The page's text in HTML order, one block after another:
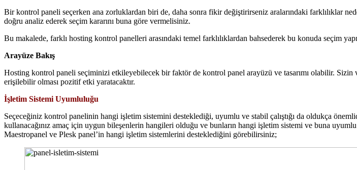
Bir kontrol paneli seçerken ana zorluklardan biri de, daha sonra fikir değiştirirseniz aralarındaki farklılıklar
doğru analiz ederek seçim kararını buna göre vermelisiniz.
Bu makalede, farklı hosting kontrol panelleri arasındaki temel farklılıklardan bahsederek bu konuda seçim
Arayüze Bakış
Hosting kontrol paneli seçiminizi etkileyebilecek bir faktör de kontrol panel arayüzü ve tasarımı olabilir. Sizin
erişilebilir olması pozitif etki yaratacaktır.
İşletim Sistemi Uyumluluğu
Seçeceğiniz kontrol panelinin hangi işletim sistemini desteklediği, uyumlu ve stabil çalıştığı da oldukça
kullanacağınız amaç için uygun bileşenlerin hangileri olduğu ve bunların hangi işletim sistemi ve buna
Maestropanel ve Plesk panel’in hangi işletim sistemlerini desteklediğini görebilirsiniz;